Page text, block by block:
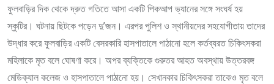
ফুলবাড়ির দিক থেকে দ্রুত গতিতে আসা একটি পিকআপ ভ্যানের সঙ্গে সংঘর্ষ হয়
স্কুটির। ঘটনায় ছিটকে পড়েন দু’জন। এরপর পুলিশ ও স্থানীয়দের সহযোগীতায় তাদের
উদ্ধার করে ফুলবাড়ির একটি বেসরকারি হাসপাতালে পাঠানো হলে কর্তব্যরত চিকিৎসকরা
মহিলাকে মৃত বলে ঘোষণা করে। অপর ব্যক্তিকে গুরুতর আহত অবস্থায় উত্তরবঙ্গ
মেডিক্যাল কলেজ ও হাসপাতালে পাঠানো হয়। সেখানকার চিকিৎসকরা তাকেও মৃত বলে